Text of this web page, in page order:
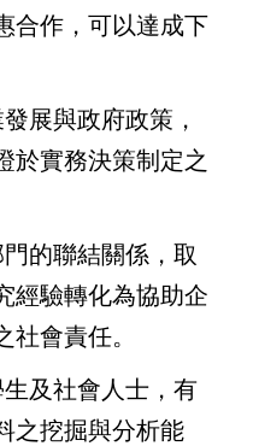
合作，可以達成下
展與政府政策，
於實務決策制定之
的聯結關係，取
經驗轉化為協助企
會責任。
及社會人士，有
之挖掘與分析能